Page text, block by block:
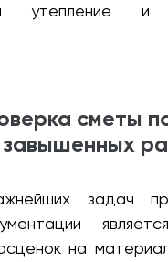
утепление и
сметы
завышенных
задач
на